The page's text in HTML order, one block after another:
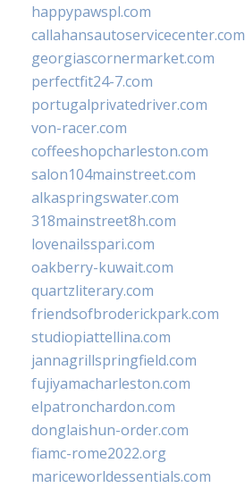
happypawspl.com
callahansautoservicecenter.com
georgiascornermarket.com
perfectfit24-7.com
portugalprivatedriver.com
von-racer.com
coffeeshopcharleston.com
salon104mainstreet.com
alkaspringswater.com
318mainstreet8h.com
lovenailsspari.com
oakberry-kuwait.com
quartzliterary.com
friendsofbroderickpark.com
studiopiattellina.com
jannagrillspringfield.com
fujiyamacharleston.com
elpatronchardon.com
donglaishun-order.com
fiamc-rome2022.org
mariceworldessentials.com